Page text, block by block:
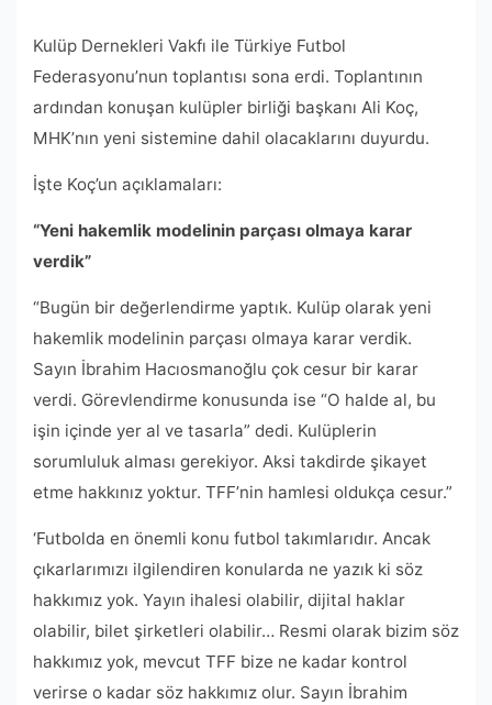
Kulüp Dernekleri Vakfı ile Türkiye Futbol
Federasyonu’nun toplantısı sona erdi. Toplantının
ardından konuşan kulüpler birliği başkanı Ali Koç,
MHK’nın yeni sistemine dahil olacaklarını duyurdu.
İşte Koç’un açıklamaları:
“Yeni hakemlik modelinin parçası olmaya karar
verdik”
“Bugün bir değerlendirme yaptık. Kulüp olarak yeni
hakemlik modelinin parçası olmaya karar verdik.
Sayın İbrahim Hacıosmanoğlu çok cesur bir karar
verdi. Görevlendirme konusunda ise “O halde al, bu
işin içinde yer al ve tasarla” dedi. Kulüplerin
sorumluluk alması gerekiyor. Aksi takdirde şikayet
etme hakkınız yoktur. TFF’nin hamlesi oldukça cesur.”
‘Futbolda en önemli konu futbol takımlarıdır. Ancak
çıkarlarımızı ilgilendiren konularda ne yazık ki söz
hakkımız yok. Yayın ihalesi olabilir, dijital haklar
olabilir, bilet şirketleri olabilir… Resmi olarak bizim söz
hakkımız yok, mevcut TFF bize ne kadar kontrol
verirse o kadar söz hakkımız olur. Sayın İbrahim